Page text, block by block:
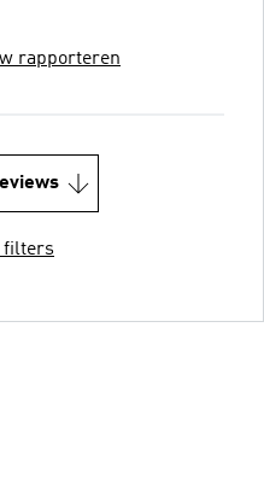
rapporteren
filters